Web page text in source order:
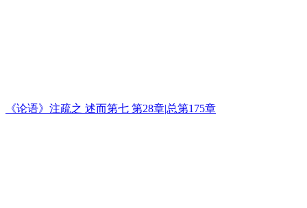
《论语》注疏之 述而第七 第28章|总第175章